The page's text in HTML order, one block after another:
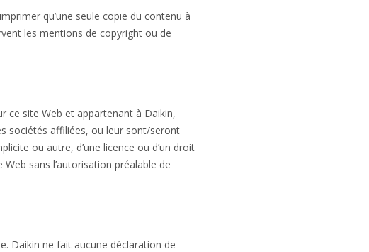
qu’une seule copie du contenu à
les mentions de copyright ou de
ce site Web et appartenant à Daikin,
sociétés affiliées, ou leur sont/seront
ou autre, d’une licence ou d’un droit
sans l’autorisation préalable de
Daikin ne fait aucune déclaration de